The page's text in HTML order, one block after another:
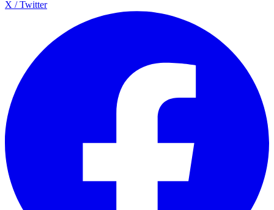
X / Twitter